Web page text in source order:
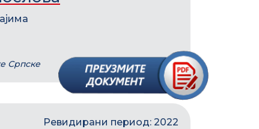
Српске
Ревидирани период: 2022